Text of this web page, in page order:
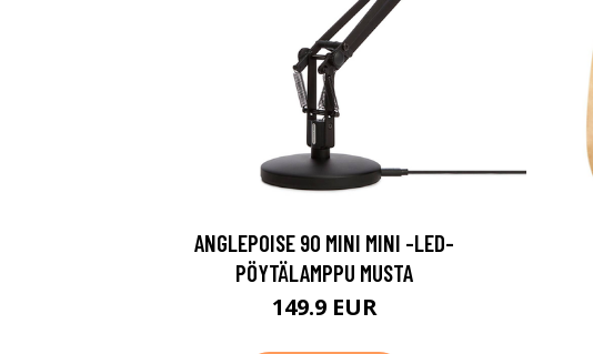
ANGLEPOISE 90 MINI MINI -LED-
PÖYTÄLAMPPU MUSTA
149.9 EUR